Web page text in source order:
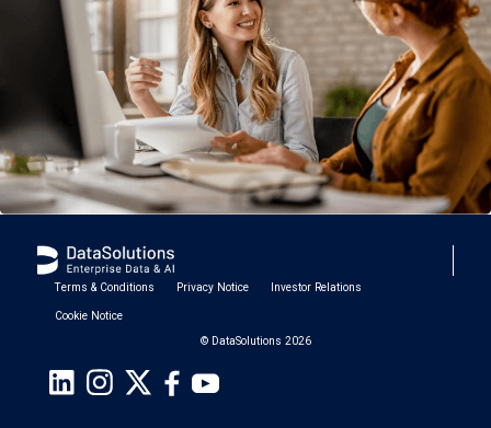
Terms & Conditions Privacy Notice Investor Relations
Cookie Notice
© DataSolutions 2026